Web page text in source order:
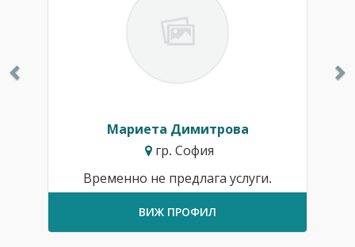
Мариета Димитрова
гр. София
Временно не предлага услуги.
ВИЖ ПРОФИЛ